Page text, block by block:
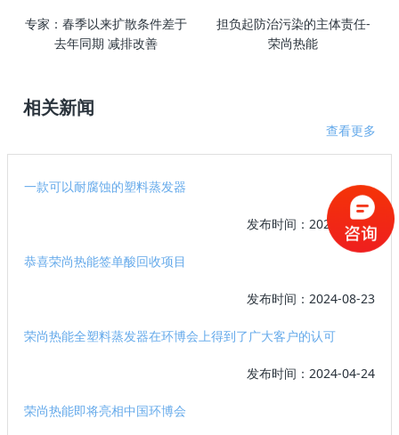
专家：春季以来扩散条件差于
去年同期 减排改善
担负起防治污染的主体责任-
荣尚热能
相关新闻
查看更多
一款可以耐腐蚀的塑料蒸发器
发布时间：2024-11-04
恭喜荣尚热能签单酸回收项目
发布时间：2024-08-23
荣尚热能全塑料蒸发器在环博会上得到了广大客户的认可
发布时间：2024-04-24
荣尚热能即将亮相中国环博会